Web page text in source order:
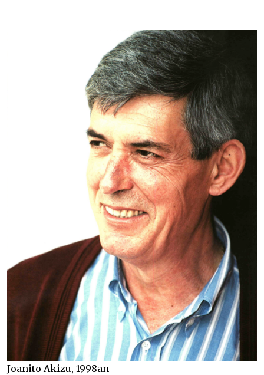
Joanito Akizu, 1998an